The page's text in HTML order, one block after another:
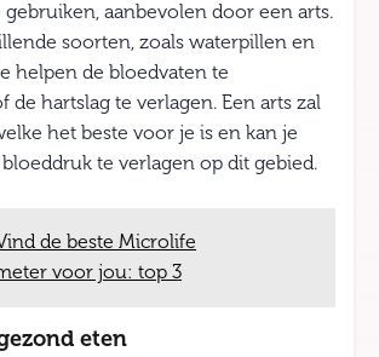
gebruiken, aanbevolen door een arts.
soorten, zoals waterpillen en
helpen de bloedvaten te
de hartslag te verlagen. Een arts zal
het beste voor je is en kan je
te verlagen op dit gebied.
de beste Microlife
voor jou: top 3
eten